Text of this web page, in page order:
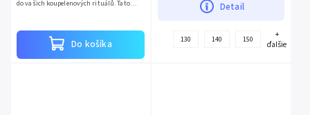
Do košíka
do vašich koupelenových rituálů. Tato
Detail
130 140 150
+
ďalšie